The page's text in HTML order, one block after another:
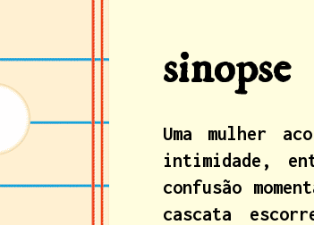
sinopse
Uma mulher
intimidade,
confusão
cascata